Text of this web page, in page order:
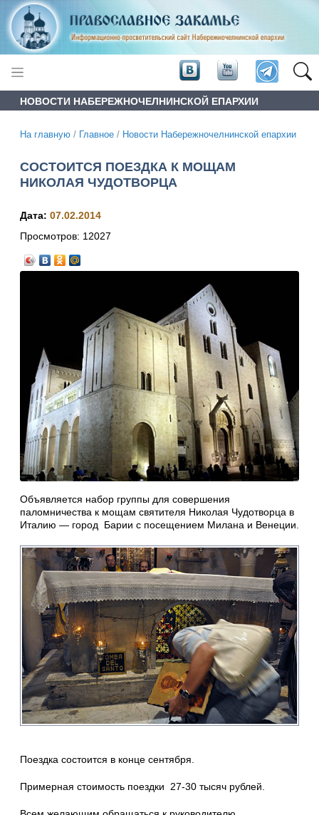
НОВОСТИ НАБЕРЕЖНОЧЕЛНИНСКОЙ ЕПАРХИИ
На главную / Главное / Новости Набережночелнинской епархии
СОСТОИТСЯ ПОЕЗДКА К МОЩАМ
НИКОЛАЯ ЧУДОТВОРЦА
Дата: 07.02.2014
Просмотров: 12027
Объявляется набор группы для совершения
паломничества к мощам святителя Николая Чудотворца в
Италию — город Барии с посещением Милана и Венеции.
Поездка состоится в конце сентября.
Примерная стоимость поездки 27-30 тысяч рублей.